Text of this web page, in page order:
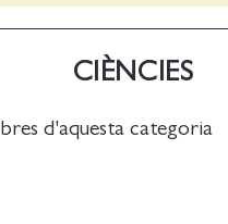
CIÈNCIES
d'aquesta categoria